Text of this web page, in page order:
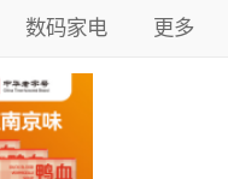
数码家电 更多